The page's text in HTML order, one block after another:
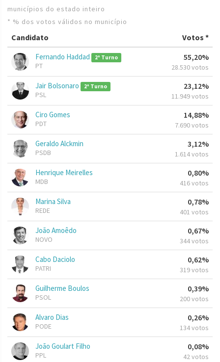
municípios do estado inteiro
* % dos votos válidos no município
Candidato Votos *
Fernando Haddad 2º Turno
PT
55,20%
28.530 votos
Jair Bolsonaro 2º Turno
PSL
23,12%
11.949 votos
Ciro Gomes
PDT
14,88%
7.690 votos
Geraldo Alckmin
PSDB
3,12%
1.614 votos
Henrique Meirelles
MDB
0,80%
416 votos
Marina Silva
REDE
0,78%
401 votos
João Amoêdo
NOVO
0,67%
344 votos
Cabo Daciolo
PATRI
0,62%
319 votos
Guilherme Boulos
PSOL
0,39%
200 votos
Alvaro Dias
PODE
0,26%
134 votos
João Goulart Filho
PPL
0,08%
42 votos